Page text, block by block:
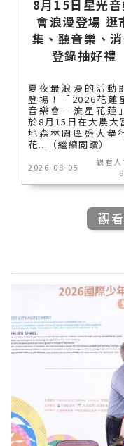
8月15日星光
會浪漫登場 逛
集、聽音樂、
登錄抽好禮
夏夜最浪漫的活動
登場！「2026花蓮
音樂會－流星花蓮
於8月15日在大農大
地森林園區盛大舉
花...（繼續閱讀）
2026-08-05
觀看人
觀